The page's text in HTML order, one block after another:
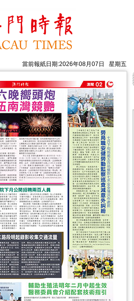
當前報紙日期:2026年08月07日 星期五